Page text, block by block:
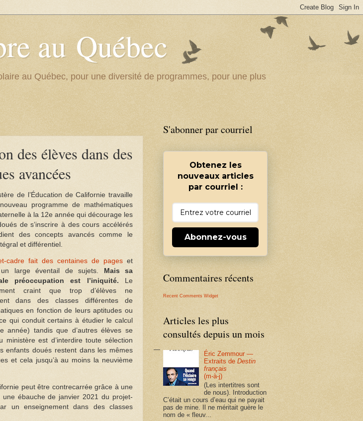
au Québec
au Québec, pour une diversité de programmes, pour une plus
des élèves dans des
avancées
de l’Éducation de Californie travaille
programme de mathématiques
à la 12e année qui décourage les
de s’inscrire à des cours accélérés
des concepts avancés comme le
et différentiel.
cadre fait des centaines de pageset
un large éventail de sujets.
Mais sa
préoccupation est l’iniquité.
Le
craint que trop d’élèves ne
dans des classes différentes de
en fonction de leurs aptitudes ou
qui conduit certains à étudier le calcul
année) tandis que d’autres élèves se
ministère est d’interdire toute sélection
enfants doués restent dans les mêmes
et cela jusqu’à au moins la neuvième
peut être contrecarrée grâce à une
ébauche de janvier 2021 du projet-
un enseignement dans des classes
S'abonner par courriel
Obtenez les
nouveaux articles
par courriel :
Abonnez-vous
Commentaires récents
Recent Comments Widget
Articles les plus
consultés depuis un mois
Éric Zemmour —
Extraits deDestin
français
(m-à-j)
(Les intertitres sont
de nous). Introduction
C’était un cours d’eau qui ne payait
pas de mine. Il ne méritait guère le
nom de « fleuv...